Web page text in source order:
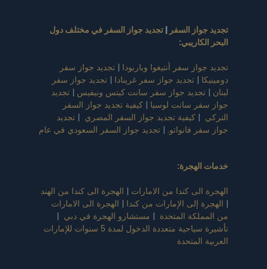
تجديد جواز السفر | تجديد جواز السفر في مختلف دول
البحر الكاريبي:
تجديد جواز سفر أنتيغوا وباربودا | تجديد جواز سفر
دومينيكا | تجديد جواز سفر غرينادا | تجديد جواز سفر
لبنان | تجديد جواز سفر سانت كيتس ونيفيس | تجديد
جواز سفر سانت لوسيا | كيفية تجديد جواز السفر
التركي | كيفية تجديد جواز السفر المصري | تجديد
جواز سفر فانواتو. | تجديد جواز السفر السعودي في عام
خدمات الهجرة:
الهجرة الى كندا من الامارات | الهجرة الى كندا من الهند
| الهجرة إلى الإمارات من كندا | الهجرة الى الامارات
من المملكة المتحدة | مستشارو الهجرة في دبي |
تأشيرة سياحية متعددة الدخول لمدة 5 سنوات للإمارات
العربية المتحدة